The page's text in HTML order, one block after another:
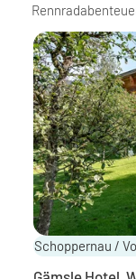
Schoppernau /